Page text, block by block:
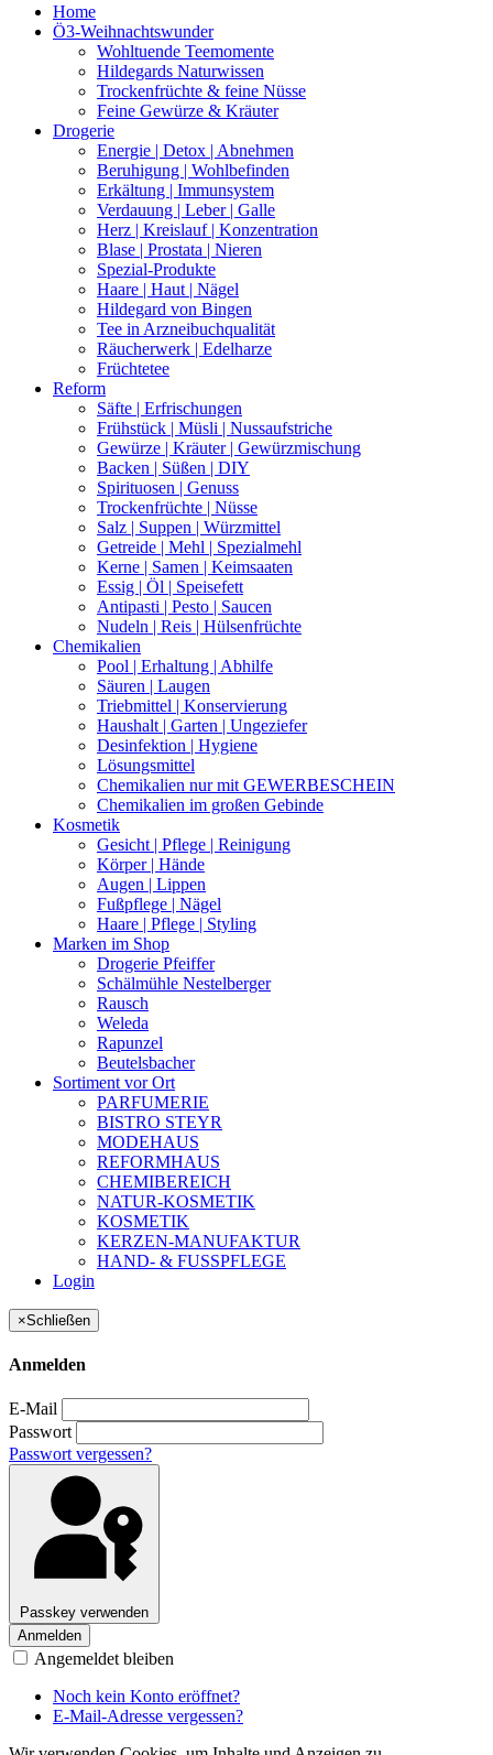
Home
Ö3-Weihnachtswunder
Wohltuende Teemomente
Hildegards Naturwissen
Trockenfrüchte & feine Nüsse
Feine Gewürze & Kräuter
Drogerie
Energie | Detox | Abnehmen
Beruhigung | Wohlbefinden
Erkältung | Immunsystem
Verdauung | Leber | Galle
Herz | Kreislauf | Konzentration
Blase | Prostata | Nieren
Spezial-Produkte
Haare | Haut | Nägel
Hildegard von Bingen
Tee in Arzneibuchqualität
Räucherwerk | Edelharze
Früchtetee
Reform
Säfte | Erfrischungen
Frühstück | Müsli | Nussaufstriche
Gewürze | Kräuter | Gewürzmischung
Backen | Süßen | DIY
Spirituosen | Genuss
Trockenfrüchte | Nüsse
Salz | Suppen | Würzmittel
Getreide | Mehl | Spezialmehl
Kerne | Samen | Keimsaaten
Essig | Öl | Speisefett
Antipasti | Pesto | Saucen
Nudeln | Reis | Hülsenfrüchte
Chemikalien
Pool | Erhaltung | Abhilfe
Säuren | Laugen
Triebmittel | Konservierung
Haushalt | Garten | Ungeziefer
Desinfektion | Hygiene
Lösungsmittel
Chemikalien nur mit GEWERBESCHEIN
Chemikalien im großen Gebinde
Kosmetik
Gesicht | Pflege | Reinigung
Körper | Hände
Augen | Lippen
Fußpflege | Nägel
Haare | Pflege | Styling
Marken im Shop
Drogerie Pfeiffer
Schälmühle Nestelberger
Rausch
Weleda
Rapunzel
Beutelsbacher
Sortiment vor Ort
PARFUMERIE
BISTRO STEYR
MODEHAUS
REFORMHAUS
CHEMIBEREICH
NATUR-KOSMETIK
KOSMETIK
KERZEN-MANUFAKTUR
HAND- & FUSSPFLEGE
Login
×Schließen
Anmelden
E-Mail
Passwort
Passwort vergessen?
Passkey verwenden
Anmelden
Angemeldet bleiben
Noch kein Konto eröffnet?
E-Mail-Adresse vergessen?